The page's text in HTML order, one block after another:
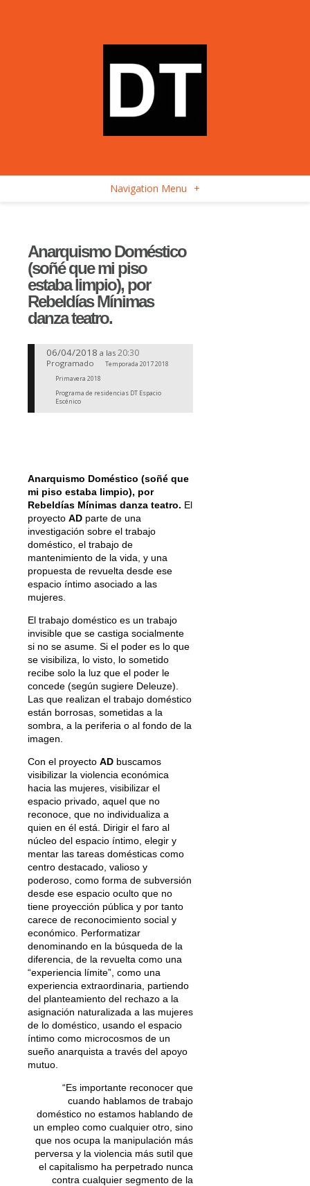
Navigation Menu +
Anarquismo Doméstico
(soñé que mi piso
estaba limpio), por
Rebeldías Mínimas
danza teatro.
06/04/2018 a las 20:30
Programado
Temporada 2017 2018
Primavera 2018
Programa de residencias DT Espacio
Escénico
Anarquismo Doméstico (soñé que
mi piso estaba limpio), por
Rebeldías Mínimas danza teatro. El
proyecto AD parte de una
investigación sobre el trabajo
doméstico, el trabajo de
mantenimiento de la vida, y una
propuesta de revuelta desde ese
espacio íntimo asociado a las
mujeres.
El trabajo doméstico es un trabajo
invisible que se castiga socialmente
si no se asume. Si el poder es lo que
se visibiliza, lo visto, lo sometido
recibe solo la luz que el poder le
concede (según sugiere Deleuze).
Las que realizan el trabajo doméstico
están borrosas, sometidas a la
sombra, a la periferia o al fondo de la
imagen.
Con el proyecto AD buscamos
visibilizar la violencia económica
hacia las mujeres, visibilizar el
espacio privado, aquel que no
reconoce, que no individualiza a
quien en él está. Dirigir el faro al
núcleo del espacio íntimo, elegir y
mentar las tareas domésticas como
centro destacado, valioso y
poderoso, como forma de subversión
desde ese espacio oculto que no
tiene proyección pública y por tanto
carece de reconocimiento social y
económico. Performatizar
denominando en la búsqueda de la
diferencia, de la revuelta como una
“experiencia límite”, como una
experiencia extraordinaria, partiendo
del planteamiento del rechazo a la
asignación naturalizada a las mujeres
de lo doméstico, usando el espacio
íntimo como microcosmos de un
sueño anarquista a través del apoyo
mutuo.
“Es importante reconocer que
cuando hablamos de trabajo
doméstico no estamos hablando de
un empleo como cualquier otro, sino
que nos ocupa la manipulación más
perversa y la violencia más sutil que
el capitalismo ha perpetrado nunca
contra cualquier segmento de la